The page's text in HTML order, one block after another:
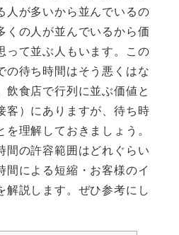
人が多いから並んでいるの
くの人が並んでいるから価
って並ぶ人もいます。この
の待ち時間はそう悪くはな
飲食店で行列に並ぶ価値と
客）にありますが、待ち時
理解しておきましょう。
間の許容範囲はどれぐらい
間による短縮・お客様のイ
解説します。ぜひ参考にし